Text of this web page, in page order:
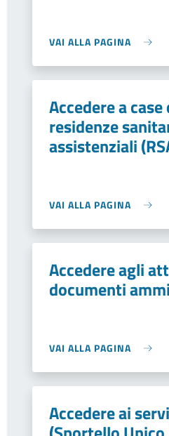
VAI ALLA PAGINA
Accedere a
residenze
assistenziali
VAI ALLA PAGINA
Accedere agli
documenti
VAI ALLA PAGINA
Accedere ai